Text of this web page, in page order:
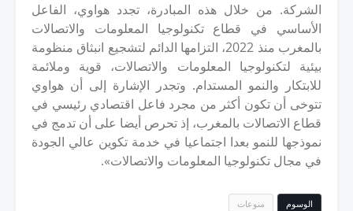
الشركة. من خلال هذه المبادرة، تجدد هواوي، الفاعل
الأساسي في قطاع تكنولوجيا المعلومات والاتصالات
بالمغرب منذ 2022، التزامها الدائم لتشجيع انبثاق منظومة
بيئية لتكنولوجيا المعلومات والاتصالات، قوية وملائمة
للابتكار والنمو المستدام. وتجدر الإشارة إلى أن هواوي
تتوخى أن تكون أكثر من مجرد فاعل اقتصادي رئيسي في
قطاع الاتصالات بالمغرب، إذ تحرص أيضا على أن تدمج في
نموذجها للنمو بعدا اجتماعيا في خدمة تكوين عالي الجودة
في مجال تكنولوجيا المعلومات والاتصالات».
الوسوم منوعات